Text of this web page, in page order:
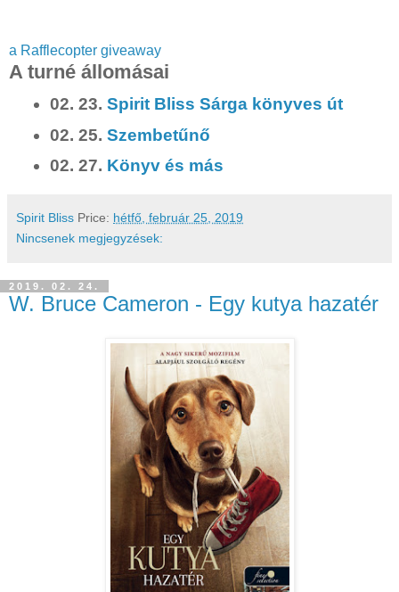
a Rafflecopter giveaway
A turné állomásai
02. 23.Spirit Bliss Sárga könyves út
02. 25.Szembetűnő
02. 27. Könyv és más
Spirit Bliss Price: hétfő, február 25, 2019
Nincsenek megjegyzések:
2019. 02. 24.
W. Bruce Cameron - Egy kutya hazatér